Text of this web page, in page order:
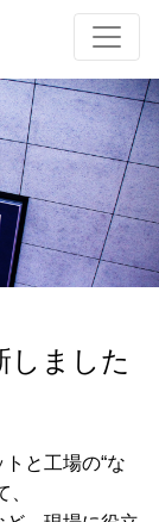
しました
と工場の“な